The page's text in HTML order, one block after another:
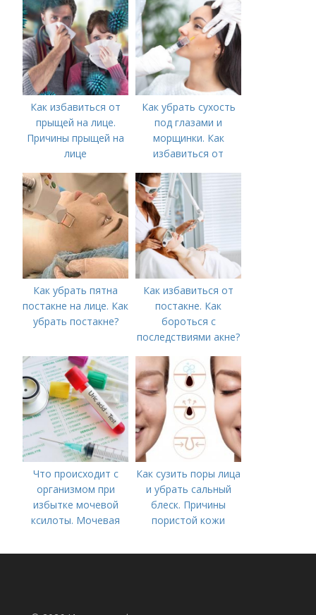
Как избавиться от
прыщей на лице.
Причины прыщей на
лице
Как убрать сухость
под глазами и
морщинки. Как
избавиться от
косметологические
процедуры
Как убрать пятна
постакне на лице. Как
убрать постакне?
Как избавиться от
постакне. Как
бороться с
последствиями акне?
Что происходит с
организмом при
избытке мочевой
ксилоты. Мочевая
норма и отклонения
Как сузить поры лица
и убрать сальный
блеск. Причины
пористой кожи